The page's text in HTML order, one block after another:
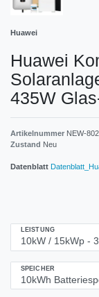
Huawei
Huawei
435W
Artikelnummer NEW-
Zustand Neu
Datenblatt
LEISTUNG
SPEICHER